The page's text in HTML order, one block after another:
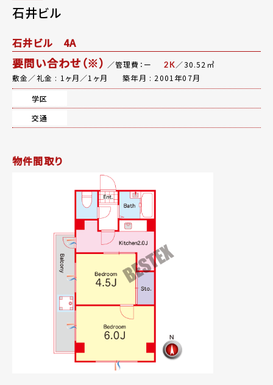
石井ビル
石井ビル 4A
要問い合わせ（※） ／管理費：ー 2K／30.52㎡
敷金／礼金 : 1ヶ月／1ヶ月
築年月 : 2001年07月
学区
交通
物件間取り